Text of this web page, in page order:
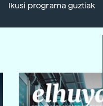
Ikusi programa guztiak